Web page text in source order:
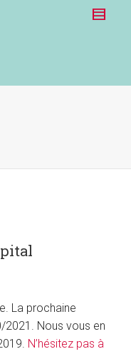
La prochaine
2021. Nous vous en
N’hésitez pas à